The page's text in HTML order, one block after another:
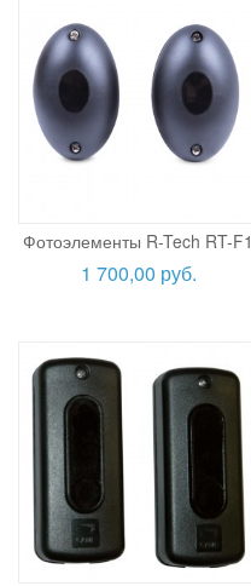
Фотоэлементы R-Tech RT-F1
1 700,00 руб.